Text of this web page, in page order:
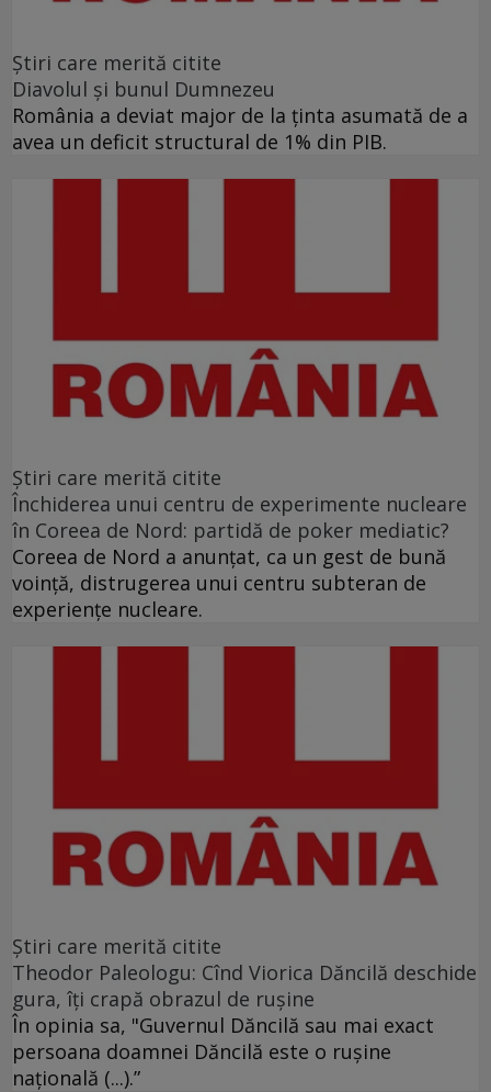
Ştiri care merită citite
Diavolul și bunul Dumnezeu
România a deviat major de la ținta asumată de a
avea un deficit structural de 1% din PIB.
Ştiri care merită citite
Închiderea unui centru de experimente nucleare
în Coreea de Nord: partidă de poker mediatic?
Coreea de Nord a anunţat, ca un gest de bună
voinţă, distrugerea unui centru subteran de
experienţe nucleare.
Ştiri care merită citite
Theodor Paleologu: Cînd Viorica Dăncilă deschide
gura, îţi crapă obrazul de ruşine
În opinia sa, "Guvernul Dăncilă sau mai exact
persoana doamnei Dăncilă este o ruşine
naţională (...).”